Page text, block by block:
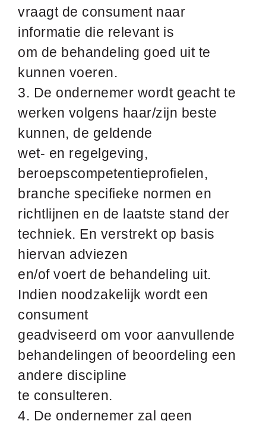
vraagt de consument naar
informatie die relevant is
om de behandeling goed uit te
kunnen voeren.
3. De ondernemer wordt geacht te
werken volgens haar/zijn beste
kunnen, de geldende
wet- en regelgeving,
beroepscompetentieprofielen,
branche specifieke normen en
richtlijnen en de laatste stand der
techniek. En verstrekt op basis
hiervan adviezen
en/of voert de behandeling uit.
Indien noodzakelijk wordt een
consument
geadviseerd om voor aanvullende
behandelingen of beoordeling een
andere discipline
te consulteren.
4. De ondernemer zal geen